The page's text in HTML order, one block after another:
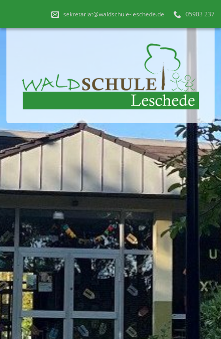
sekretariat@waldschule-leschede.de 05903 237